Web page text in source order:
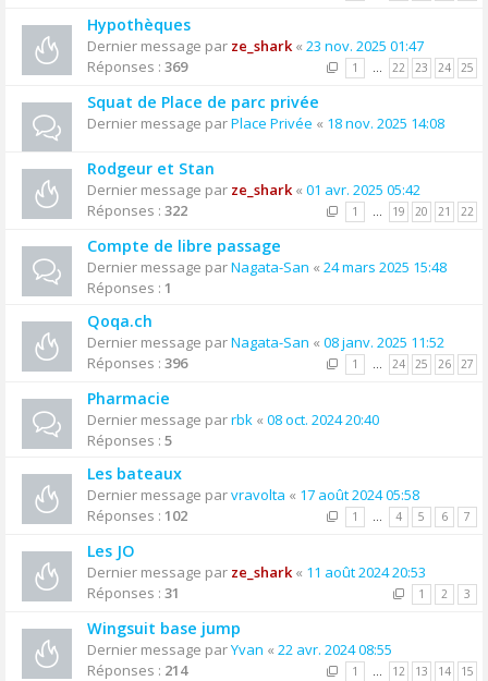
Hypothèques
Dernier message par ze_shark« 23 nov. 2025 01:47
Réponses : 369 1 … 22 23 24 25
Squat de Place de parc privée
Dernier message parPlace Privée « 18 nov. 2025 14:08
Rodgeur et Stan
Dernier message par ze_shark« 01 avr. 2025 05:42
Réponses : 322 1 … 19 20 21 22
Compte de libre passage
Dernier message parNagata-San « 24 mars 2025 15:48
Réponses : 1
Qoqa.ch
Dernier message parNagata-San « 08 janv. 2025 11:52
Réponses : 396 1 … 24 25 26 27
Pharmacie
Dernier message parrbk « 08 oct. 2024 20:40
Réponses : 5
Les bateaux
Dernier message parvravolta « 17 août 2024 05:58
Réponses : 102 1 … 4 5 6 7
Les JO
Dernier message par ze_shark« 11 août 2024 20:53
Réponses : 31 1 2 3
Wingsuit base jump
Dernier message parYvan « 22 avr. 2024 08:55
Réponses : 214 1 … 12 13 14 15